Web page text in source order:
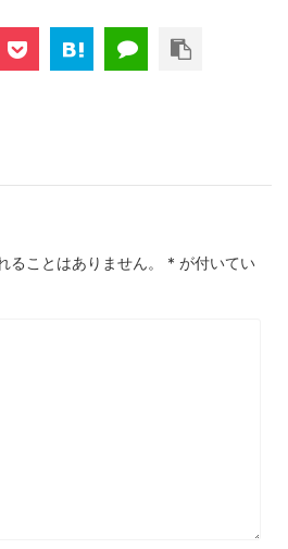
ることはありません。 * が付いてい